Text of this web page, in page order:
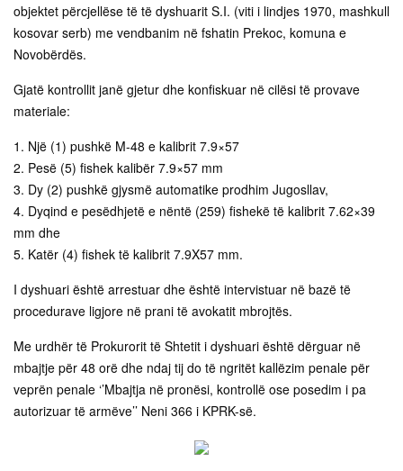
objektet përcjellëse të të dyshuarit S.I. (viti i lindjes 1970, mashkull
kosovar serb) me vendbanim në fshatin Prekoc, komuna e
Novobërdës.
Gjatë kontrollit janë gjetur dhe konfiskuar në cilësi të provave
materiale:
1. Një (1) pushkë M-48 e kalibrit 7.9×57
2. Pesë (5) fishek kalibër 7.9×57 mm
3. Dy (2) pushkë gjysmë automatike prodhim Jugosllav,
4. Dyqind e pesëdhjetë e nëntë (259) fishekë të kalibrit 7.62×39
mm dhe
5. Katër (4) fishek të kalibrit 7.9X57 mm.
I dyshuari është arrestuar dhe është intervistuar në bazë të
procedurave ligjore në prani të avokatit mbrojtës.
Me urdhër të Prokurorit të Shtetit i dyshuari është dërguar në
mbajtje për 48 orë dhe ndaj tij do të ngritët kallëzim penale për
veprën penale ‘’Mbajtja në pronësi, kontrollë ose posedim i pa
autorizuar të armëve’’ Neni 366 i KPRK-së.